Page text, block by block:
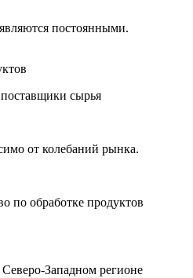
постоянными.
сырья
от колебаний рынка.
по обработке продуктов
Западном регионе